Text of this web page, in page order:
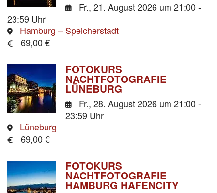
Fr., 21. August 2026 um 21:00 -
23:59 Uhr
Hamburg – Speicherstadt
69,00 €
FOTOKURS
NACHTFOTOGRAFIE
LÜNEBURG
Fr., 28. August 2026 um 21:00 -
23:59 Uhr
Lüneburg
69,00 €
FOTOKURS
NACHTFOTOGRAFIE
HAMBURG HAFENCITY